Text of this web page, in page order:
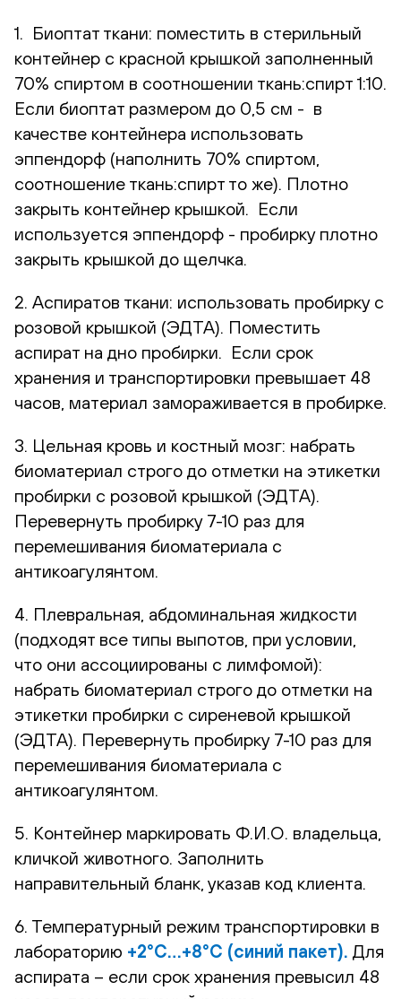
1. Биоптат ткани: поместить в стерильный
контейнер с красной крышкой заполненный
70% спиртом в соотношении ткань:спирт 1:10.
Если биоптат размером до 0,5 см - в
качестве контейнера использовать
эппендорф (наполнить 70% спиртом,
соотношение ткань:спирт то же). Плотно
закрыть контейнер крышкой. Если
используется эппендорф - пробирку плотно
закрыть крышкой до щелчка.
2. Аспиратов ткани: использовать пробирку с
розовой крышкой (ЭДТА). Поместить
аспират на дно пробирки. Если срок
хранения и транспортировки превышает 48
часов, материал замораживается в пробирке.
3. Цельная кровь и костный мозг: набрать
биоматериал строго до отметки на этикетки
пробирки с розовой крышкой (ЭДТА).
Перевернуть пробирку 7-10 раз для
перемешивания биоматериала с
антикоагулянтом.
4. Плевральная, абдоминальная жидкости
(подходят все типы выпотов, при условии,
что они ассоциированы с лимфомой):
набрать биоматериал строго до отметки на
этикетки пробирки с сиреневой крышкой
(ЭДТА). Перевернуть пробирку 7-10 раз для
перемешивания биоматериала с
антикоагулянтом.
5. Контейнер маркировать Ф.И.О. владельца,
кличкой животного. Заполнить
направительный бланк, указав код клиента.
6. Температурный режим транспортировки в
лабораторию +2°С…+8°С (синий пакет). Для
аспирата – если срок хранения превысил 48